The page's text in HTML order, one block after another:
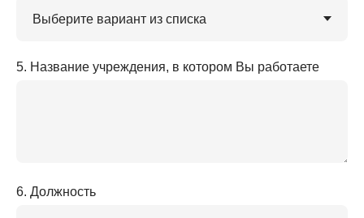
5. Название учреждения, в котором Вы работаете
6. Должность